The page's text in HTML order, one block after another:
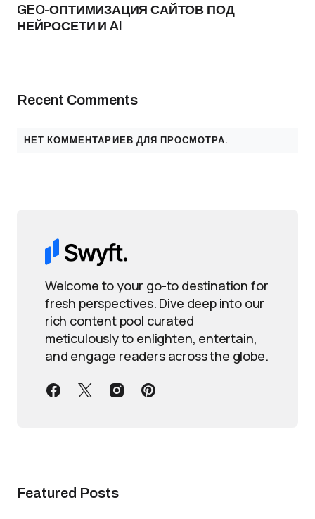
GEO-ОПТИМИЗАЦИЯ САЙТОВ ПОД
НЕЙРОСЕТИ И AI
Recent Comments
НЕТ КОММЕНТАРИЕВ ДЛЯ ПРОСМОТРА.
Welcome to your go-to destination for
fresh perspectives. Dive deep into our
rich content pool curated
meticulously to enlighten, entertain,
and engage readers across the globe.
Featured Posts